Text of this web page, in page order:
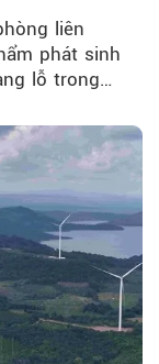
liên
phát sinh
lỗ trong